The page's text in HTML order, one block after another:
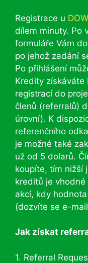
Registrace u
dílem minuty. Po
formuláře Vám
po jehož zadání
Po přihlášení
Kredity získáváte
registrací do
členů (referralů)
úrovní). K
referenčního
je možné také
už od 5 dolarů.
koupíte, tím nižší
kreditů je
akcí, kdy
(dozvíte se e-
Jak získat
1. Referral